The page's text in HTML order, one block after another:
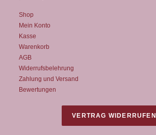
Shop
Mein Konto
Kasse
Warenkorb
AGB
Widerrufsbelehrung
Zahlung und Versand
Bewertungen
VERTRAG WIDERRUFEN